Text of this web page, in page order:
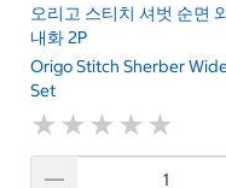
오리고 스티치 셔벗 순면
내화 2P
Origo Stitch Sherber
Set
★ ★ ★ ★ ★
★ ★ ★ ★ ★